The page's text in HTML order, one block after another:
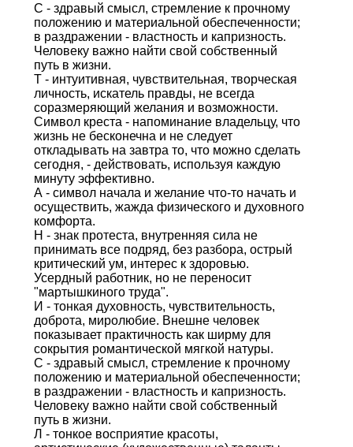
С - здравый смысл, стремление к прочному
положению и материальной обеспеченности;
в раздражении - властность и капризность.
Человеку важно найти свой собственный
путь в жизни.
Т - интуитивная, чувствительная, творческая
личность, искатель правды, не всегда
соразмеряющий желания и возможности.
Символ креста - напоминание владельцу, что
жизнь не бесконечна и не следует
откладывать на завтра то, что можно сделать
сегодня, - действовать, используя каждую
минуту эффективно.
А - символ начала и желание что-то начать и
осуществить, жажда физического и духовного
комфорта.
Н - знак протеста, внутренняя сила не
принимать все подряд, без разбора, острый
критический ум, интерес к здоровью.
Усердный работник, но не переносит
"мартышкиного труда".
И - тонкая духовность, чувствительность,
доброта, миролюбие. Внешне человек
показывает практичность как ширму для
сокрытия романтической мягкой натуры.
С - здравый смысл, стремление к прочному
положению и материальной обеспеченности;
в раздражении - властность и капризность.
Человеку важно найти свой собственный
путь в жизни.
Л - тонкое восприятие красоты,